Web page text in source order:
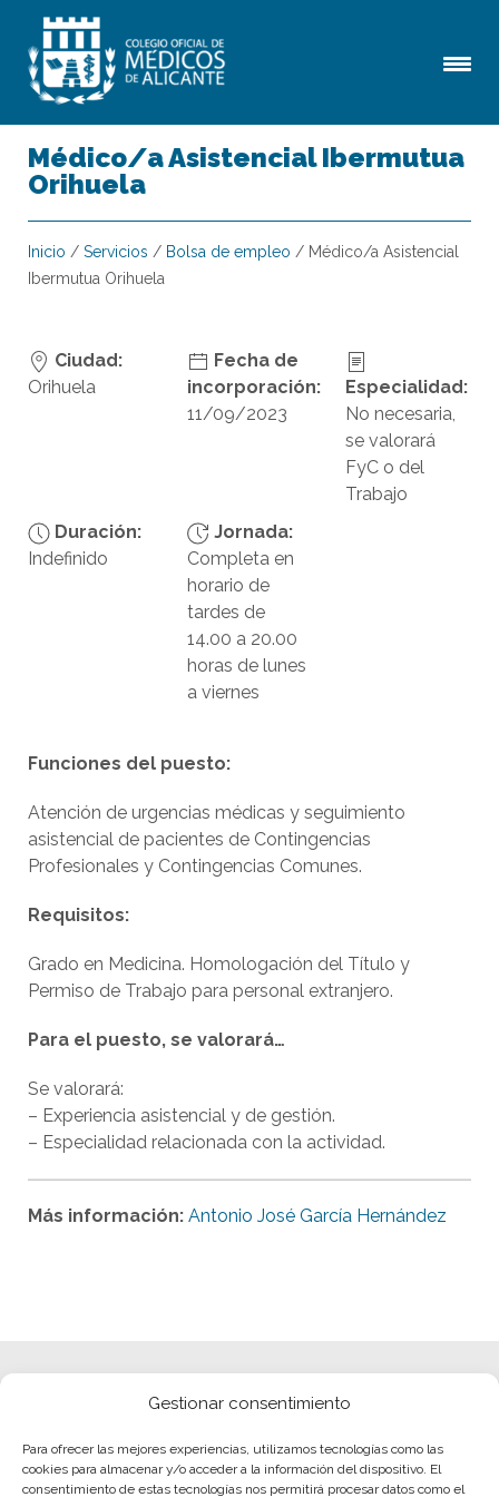
Gestionar consentimiento
Para ofrecer las mejores experiencias, utilizamos tecnologías como las
cookies para almacenar y/o acceder a la información del dispositivo. El
consentimiento de estas tecnologías nos permitirá procesar datos como el
Médico/a Asistencial Ibermutua
Orihuela
Inicio / Servicios / Bolsa de empleo / Médico/a Asistencial
Ibermutua Orihuela
Ciudad:
Orihuela
Fecha de
incorporación:
11/09/2023
Especialidad:
No necesaria,
se valorará
FyC o del
Trabajo
Duración:
Indefinido
Jornada:
Completa en
horario de
tardes de
14.00 a 20.00
horas de lunes
a viernes
Funciones del puesto:
Atención de urgencias médicas y seguimiento
asistencial de pacientes de Contingencias
Profesionales y Contingencias Comunes.
Requisitos:
Grado en Medicina. Homologación del Título y
Permiso de Trabajo para personal extranjero.
Para el puesto, se valorará…
Se valorará:
– Experiencia asistencial y de gestión.
– Especialidad relacionada con la actividad.
Más información: Antonio José García Hernández